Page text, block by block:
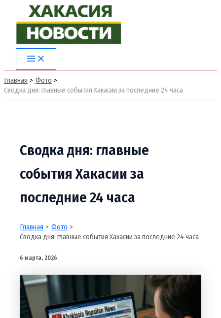
содержимому
Main
Menu
Главная
Фото
Сводка дня: главные события Хакасии за последние 24 часа
Сводка дня: главные
события Хакасии за
последние 24 часа
Главная
Фото
Сводка дня: главные события Хакасии за последние 24 часа
6 марта, 2026